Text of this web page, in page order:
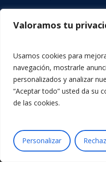
Valoramos tu
Usamos cookies para
navegación, mostrarle
personalizados y analizar
“Aceptar todo” usted da su
de las cookies.
Personalizar
Política de cookies
Instagram
YouTube
© 2026 Acción por la Música.